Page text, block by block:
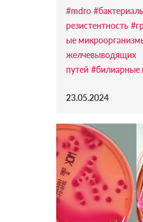
#mdro
резистентность
ые
желчевыводящих
путей #билиарные
23.05.2024